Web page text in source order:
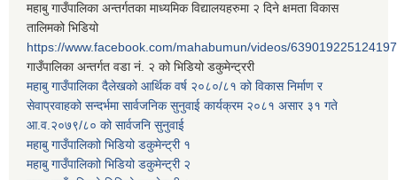
महाबु गाउँपालिका अन्तर्गतका माध्यमिक विद्यालयहरुमा २ दिने क्षमता विकास
तालिमको भिडियो
https://www.facebook.com/mahabumun/videos/639019225124197
गाउँपालिका अन्तर्गत वडा नं. २ को भिडियो डकुमेन्ट्ररी
महाबु गाउँपालिका दैलेखको आर्थिक वर्ष २०८०/८१ को विकास निर्माण र
सेवाप्रवाहको सन्दर्भमा सार्वजनिक सुनुवाई कार्यक्रम २०८१ असार ३१ गते
आ.व.२०७९/८० को सार्वजनि सुनुवाई
महाबु गाउँपालिकाो भिडियो डकुमेन्ट्री १
महाबु गाउँपालिकाो भिडियो डकुमेन्ट्री २